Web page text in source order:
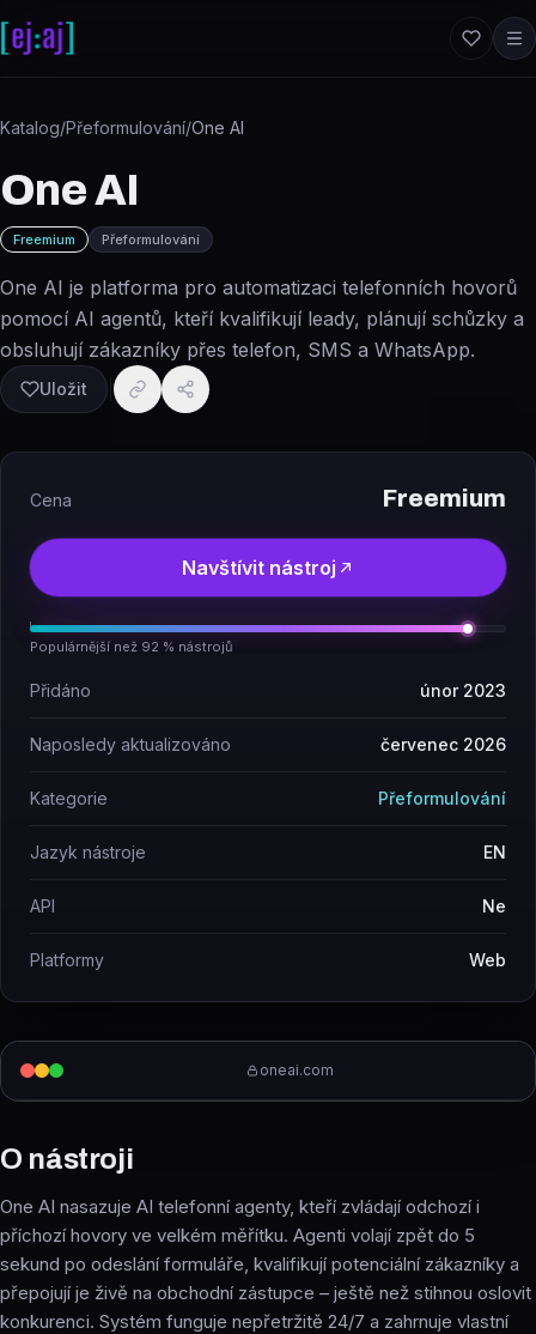
Katalog/Přeformulování/One AI
One AI
Freemium Přeformulování
One AI je platforma pro automatizaci telefonních hovorů
pomocí AI agentů, kteří kvalifikují leady, plánují schůzky a
obsluhují zákazníky přes telefon, SMS a WhatsApp.
Uložit
oneai.com
O nástroji
One AI nasazuje AI telefonní agenty, kteří zvládají odchozí i
příchozí hovory ve velkém měřítku. Agenti volají zpět do 5
sekund po odeslání formuláře, kvalifikují potenciální zákazníky a
přepojují je živě na obchodní zástupce – ještě než stihnou oslovit
konkurenci. Systém funguje nepřetržitě 24/7 a zahrnuje vlastní
Cena Freemium
Navštívit nástroj
Populárnější než 92 % nástrojů
Přidáno únor 2023
Naposledy aktualizováno červenec 2026
Kategorie Přeformulování
Jazyk nástroje EN
API Ne
Platformy Web